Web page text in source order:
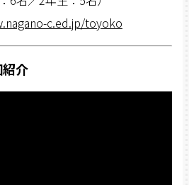
c.ed.jp/toyoko
介